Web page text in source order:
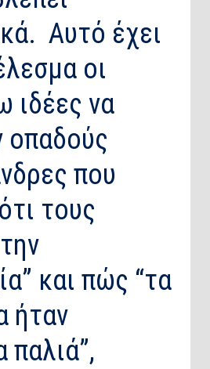
Αυτό έχει
οι
ιδέες να
οπαδούς
που
τους
και πώς “τα
ήταν
παλιά”,